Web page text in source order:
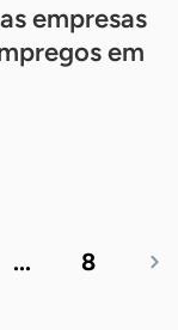
empresas
em
... 8